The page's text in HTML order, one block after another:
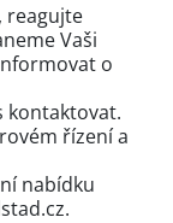
reagujte
Vaši
o
kontaktovat.
řízení a
nabídku